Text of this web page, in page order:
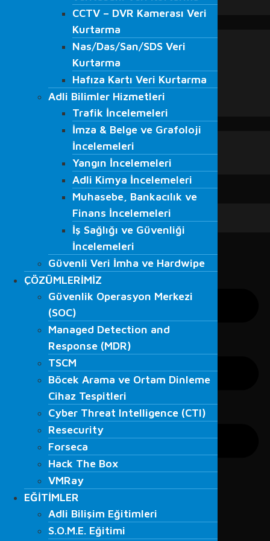
VMRay
Adli Bilişim Eğitimleri
S.O.M.E. Eğitimi
Veri Kurtarma Eğitimleri
Bilgi Güvenliği Farkındalığı Eğitimi
Beyaz Şapkalı Hacker Eğitimleri
Ağ Güvenliği Eğitimleri
Haberler
Medyada Fordefence
İLETİŞİM
CCTV – DVR Kamerası Veri
Kurtarma
Nas/Das/San/SDS Veri
Kurtarma
Hafıza Kartı Veri Kurtarma
Adli Bilimler Hizmetleri
Trafik İncelemeleri
İmza & Belge ve Grafoloji
İncelemeleri
Yangın İncelemeleri
Adli Kimya İncelemeleri
Muhasebe, Bankacılık ve
Finans İncelemeleri
İş Sağlığı ve Güvenliği
İncelemeleri
Güvenli Veri İmha ve Hardwipe
ÇÖZÜMLERİMİZ
Güvenlik Operasyon Merkezi
(SOC)
Managed Detection and
Response (MDR)
TSCM
Böcek Arama ve Ortam Dinleme
Cihaz Tespitleri
Cyber Threat Intelligence (CTI)
Resecurity
Forseca
Hack The Box
VMRay
EĞİTİMLER
Adli Bilişim Eğitimleri
S.O.M.E. Eğitimi
CCTV – DVR Kamerası Veri
Kurtarma
Nas/Das/San/SDS Veri
Kurtarma
Hafıza Kartı Veri Kurtarma
Adli Bilimler Hizmetleri
Trafik İncelemeleri
İmza & Belge ve Grafoloji
İncelemeleri
Yangın İncelemeleri
Adli Kimya İncelemeleri
Muhasebe, Bankacılık ve
Finans İncelemeleri
İş Sağlığı ve Güvenliği
İncelemeleri
Güvenli Veri İmha ve Hardwipe
ÇÖZÜMLERİMİZ
Güvenlik Operasyon Merkezi
(SOC)
Managed Detection and
Response (MDR)
TSCM
Böcek Arama ve Ortam Dinleme
Cihaz Tespitleri
Cyber Threat Intelligence (CTI)
Resecurity
Forseca
Hack The Box
VMRay
EĞİTİMLER
Adli Bilişim Eğitimleri
S.O.M.E. Eğitimi